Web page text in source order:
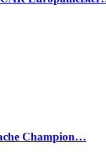
Champion…